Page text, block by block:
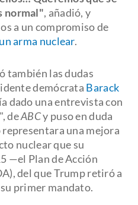
normal", añadió, y
a un compromiso de
un arma nuclear.
también las dudas
demócrata Barack
dado una entrevista con
deABCy puso en duda
una mejora
nuclear que su
—el Plan de Acción
del que Trump retiró a
primer mandato.